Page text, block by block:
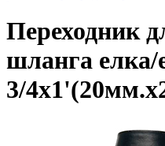
Переходник
шланга елка/
3/